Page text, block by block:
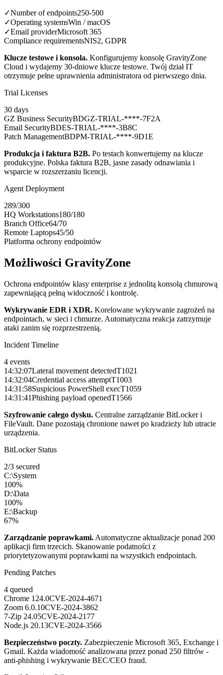
✓Number of endpoints250-500
✓Operating systemsWin / macOS
✓Email providerMicrosoft 365
Compliance requirementsNIS2, GDPR
Klucze testowe i konsola. Konfigurujemy konsolę GravityZone
Cloud i wydajemy 30-dniowe klucze testowe. Twój dział IT
otrzymuje pełne uprawnienia administratora od pierwszego dnia.
Trial Licenses
30 days
GZ Business SecurityBDGZ-TRIAL-****-7F2A
Email SecurityBDES-TRIAL-****-3B8C
Patch ManagementBDPM-TRIAL-****-9D1E
Produkcja i faktura B2B. Po testach konwertujemy na klucze
produkcyjne. Polska faktura B2B, jasne zasady odnawiania i
wsparcie w rozszerzaniu licencji.
Agent Deployment
289/300
HQ Workstations180/180
Branch Office64/70
Remote Laptops45/50
Platforma ochrony endpointów
Możliwości GravityZone
Ochrona endpointów klasy enterprise z jednolitą konsolą chmurową
zapewniającą pełną widoczność i kontrolę.
Wykrywanie EDR i XDR. Korelowane wykrywanie zagrożeń na
endpointach, w sieci i chmurze. Automatyczna reakcja zatrzymuje
ataki zanim się rozprzestrzenią.
Incident Timeline
4 events
14:32:07Lateral movement detectedT1021
14:32:04Credential access attemptT1003
14:31:58Suspicious PowerShell execT1059
14:31:41Phishing payload openedT1566
Szyfrowanie całego dysku. Centralne zarządzanie BitLocker i
FileVault. Dane pozostają chronione nawet po kradzieży lub utracie
urządzenia.
BitLocker Status
2/3 secured
C:\System
100%
D:\Data
100%
E:\Backup
67%
Zarządzanie poprawkami. Automatyczne aktualizacje ponad 200
aplikacji firm trzecich. Skanowanie podatności z
priorytetyzowanymi poprawkami na wszystkich endpointach.
Pending Patches
4 queued
Chrome 124.0CVE-2024-4671
Zoom 6.0.10CVE-2024-3862
7-Zip 24.05CVE-2024-2177
Node.js 20.13CVE-2024-3566
Bezpieczeństwo poczty. Zabezpieczenie Microsoft 365, Exchange i
Gmail. Każda wiadomość analizowana przez ponad 250 filtrów -
anti-phishing i wykrywanie BEC/CEO fraud.